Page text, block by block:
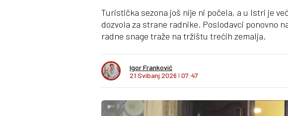
Turistička sezona još nije ni počela, a u Istri je
dozvola za strane radnike. Poslodavci ponovno
radne snage traže na tržištu trećih zemalja.
Igor Franković
21 Svibanj 2026 I 07:47